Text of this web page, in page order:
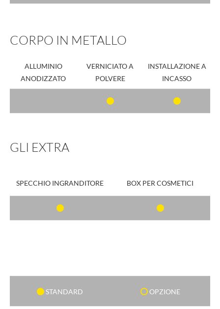
CORPO IN METALLO
ALLUMINIO
ANODIZZATO
VERNICIATO A
POLVERE
INSTALLAZIONE A
INCASSO
GLI EXTRA
SPECCHIO INGRANDITORE BOX PER COSMETICI
STANDARD OPZIONE